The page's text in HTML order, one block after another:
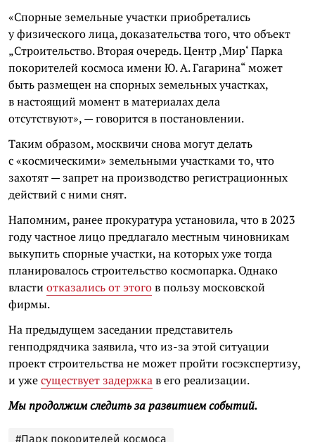
«Спорные земельные участки приобретались
у физического лица, доказательства того, что объект
„Строительство. Вторая очередь. Центр ‚Мир‘ Парка
покорителей космоса имени Ю. А. Гагарина“ может
быть размещен на спорных земельных участках,
в настоящий момент в материалах дела
отсутствуют», — говорится в постановлении.
Таким образом, москвичи снова могут делать
с «космическими» земельными участками то, что
захотят — запрет на производство регистрационных
действий с ними снят.
Напомним, ранее прокуратура установила, что в 2023
году частное лицо предлагало местным чиновникам
выкупить спорные участки, на которых уже тогда
планировалось строительство космопарка. Однако
власти отказались от этогов пользу московской
фирмы.
На предыдущем заседании представитель
генподрядчика заявила, что из-за этой ситуации
проект строительства не может пройти госэкспертизу,
и ужесуществует задержкав его реализации.
Мы продолжим следить за развитием событий.
#Парк покорителей космоса